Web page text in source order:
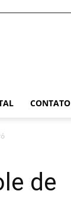
CONTATO
de